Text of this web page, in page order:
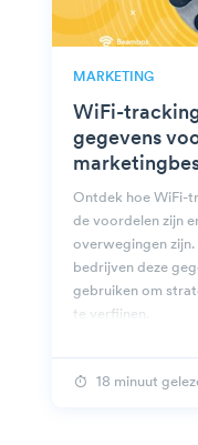
MARKETING
WiFi-
gegevens
Ontdek hoe WiFi-
de voordelen zijn
overwegingen
bedrijven deze
gebruiken om
te verfijnen.
18 minuut